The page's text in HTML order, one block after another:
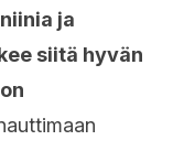
ja
siitä hyvän